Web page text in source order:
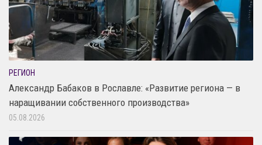
РЕГИОН
Александр Бабаков в Рославле: «Развитие региона — в
наращивании собственного производства»
05.08.2026